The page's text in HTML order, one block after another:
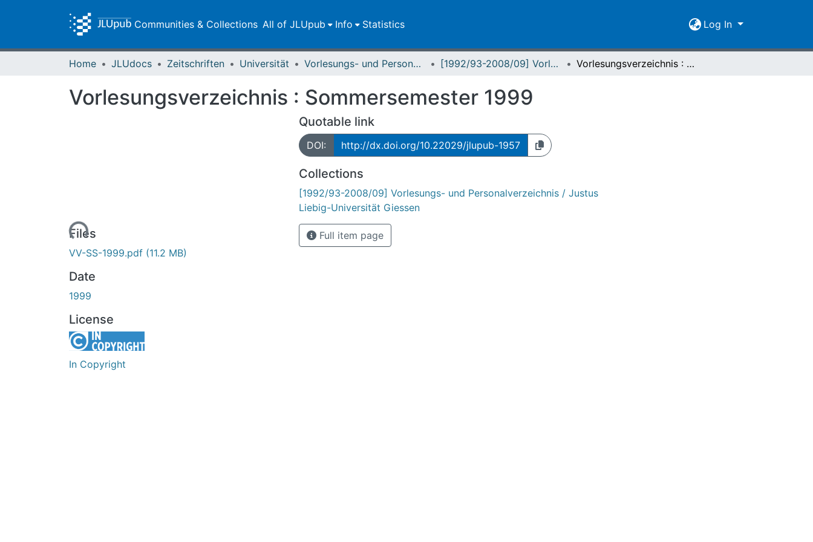
Communities & Collections All of JLUpub Info Statistics Log In
Home JLUdocs Zeitschriften Universität Vorlesungs- und Personalverzeichnis / Justus-Liebig-Universität Gießen [1992/93-2008/09] Vorlesungs- und Personalverzeichnis / Justus Liebig-Universität Giessen Vorlesungsverzeichnis : Sommersemester 1999
Vorlesungsverzeichnis : Sommersemester 1999
Loading...
Files
VV-SS-1999.pdf (11.2 MB)
Date
1999
License
In Copyright
Quotable link
DOI: http://dx.doi.org/10.22029/jlupub-1957
Collections
[1992/93-2008/09] Vorlesungs- und Personalverzeichnis / Justus
Liebig-Universität Giessen
Full item page